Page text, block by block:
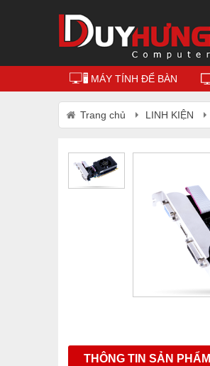
MÁY TÍNH ĐỂ BÀN
Trang chủ LINH KIỆN
THÔNG TIN SẢN PHẨM